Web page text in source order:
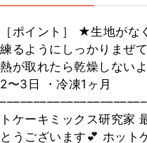
［ポイント］ ★生地が
練るようにしっかりまぜ
熱が取れたら乾燥しない
2〜3日 ・冷凍1ヶ月
トケーキミックス研究家
とうございます💕 ホット